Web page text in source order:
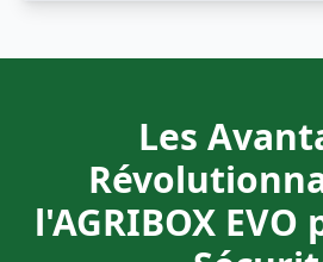
Les
l'AGRIBOX